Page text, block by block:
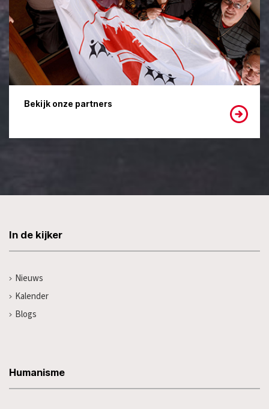
Bekijk onze partners
In de kijker
Nieuws
Kalender
Blogs
Humanisme